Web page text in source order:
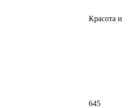
Красота и
645